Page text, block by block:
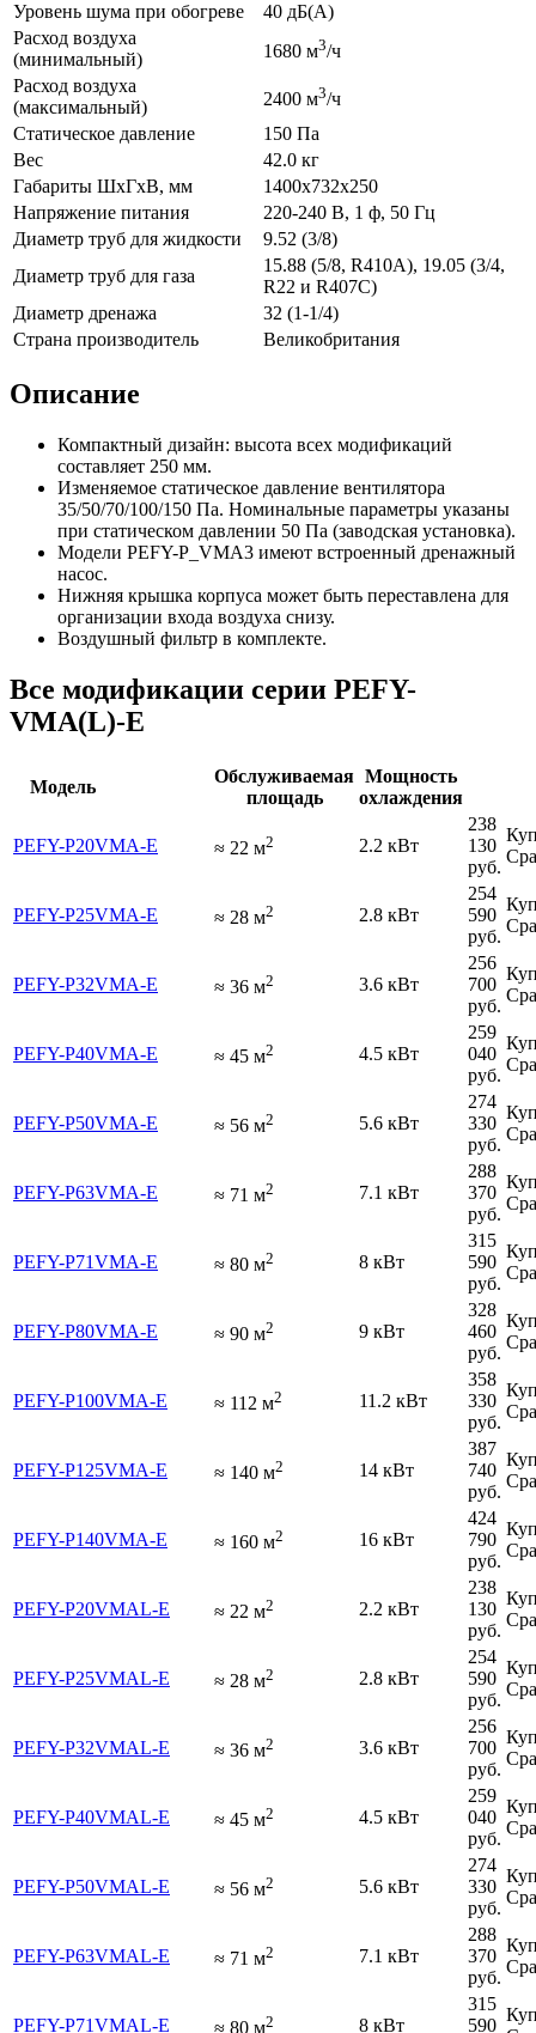
Уровень шума при обогреве
40 дБ(А)
Расход воздуха
(минимальный)
1680 м3/ч
Расход воздуха
(максимальный)
2400 м3/ч
Статическое давление
150 Па
Вес
42.0 кг
Габариты ШхГхВ, мм
1400x732x250
Напряжение питания
220-240 В, 1 ф, 50 Гц
Диаметр труб для жидкости
9.52 (3/8)
Диаметр труб для газа
15.88 (5/8, R410A), 19.05 (3/4,
R22 и R407C)
Диаметр дренажа
32 (1-1/4)
Страна производитель
Великобритания
Описание
Компактный дизайн: высота всех модификаций
составляет 250 мм.
Изменяемое статическое давление вентилятора
35/50/70/100/150 Па. Номинальные параметры указаны
при статическом давлении 50 Па (заводская установка).
Модели PEFY-P_VMA3 имеют встроенный дренажный
насос.
Нижняя крышка корпуса может быть переставлена для
организации входа воздуха снизу.
Воздушный фильтр в комплекте.
Все модификации серии PEFY-
VMA(L)-E
Модель
Обслуживаемая
площадь
Мощность
охлаждения
PEFY-P20VMA-E ≈ 22 м2 2.2 кВт
238
130
руб.
PEFY-P25VMA-E ≈ 28 м2 2.8 кВт
254
590
руб.
PEFY-P32VMA-E ≈ 36 м2 3.6 кВт
256
700
руб.
PEFY-P40VMA-E ≈ 45 м2 4.5 кВт
259
040
руб.
PEFY-P50VMA-E ≈ 56 м2 5.6 кВт
274
330
руб.
PEFY-P63VMA-E ≈ 71 м2 7.1 кВт
288
370
руб.
PEFY-P71VMA-E ≈ 80 м2 8 кВт
315
590
руб.
PEFY-P80VMA-E ≈ 90 м2 9 кВт
328
460
руб.
PEFY-P100VMA-E ≈ 112 м2 11.2 кВт
358
330
руб.
PEFY-P125VMA-E ≈ 140 м2 14 кВт
387
740
руб.
PEFY-P140VMA-E ≈ 160 м2 16 кВт
424
790
руб.
PEFY-P20VMAL-E ≈ 22 м2 2.2 кВт
238
130
руб.
PEFY-P25VMAL-E ≈ 28 м2 2.8 кВт
254
590
руб.
PEFY-P32VMAL-E ≈ 36 м2 3.6 кВт
256
700
руб.
PEFY-P40VMAL-E ≈ 45 м2 4.5 кВт
259
040
руб.
PEFY-P50VMAL-E ≈ 56 м2 5.6 кВт
274
330
руб.
PEFY-P63VMAL-E ≈ 71 м2 7.1 кВт
288
370
руб.
PEFY-P71VMAL-E ≈ 80 м2 8 кВт
315
590